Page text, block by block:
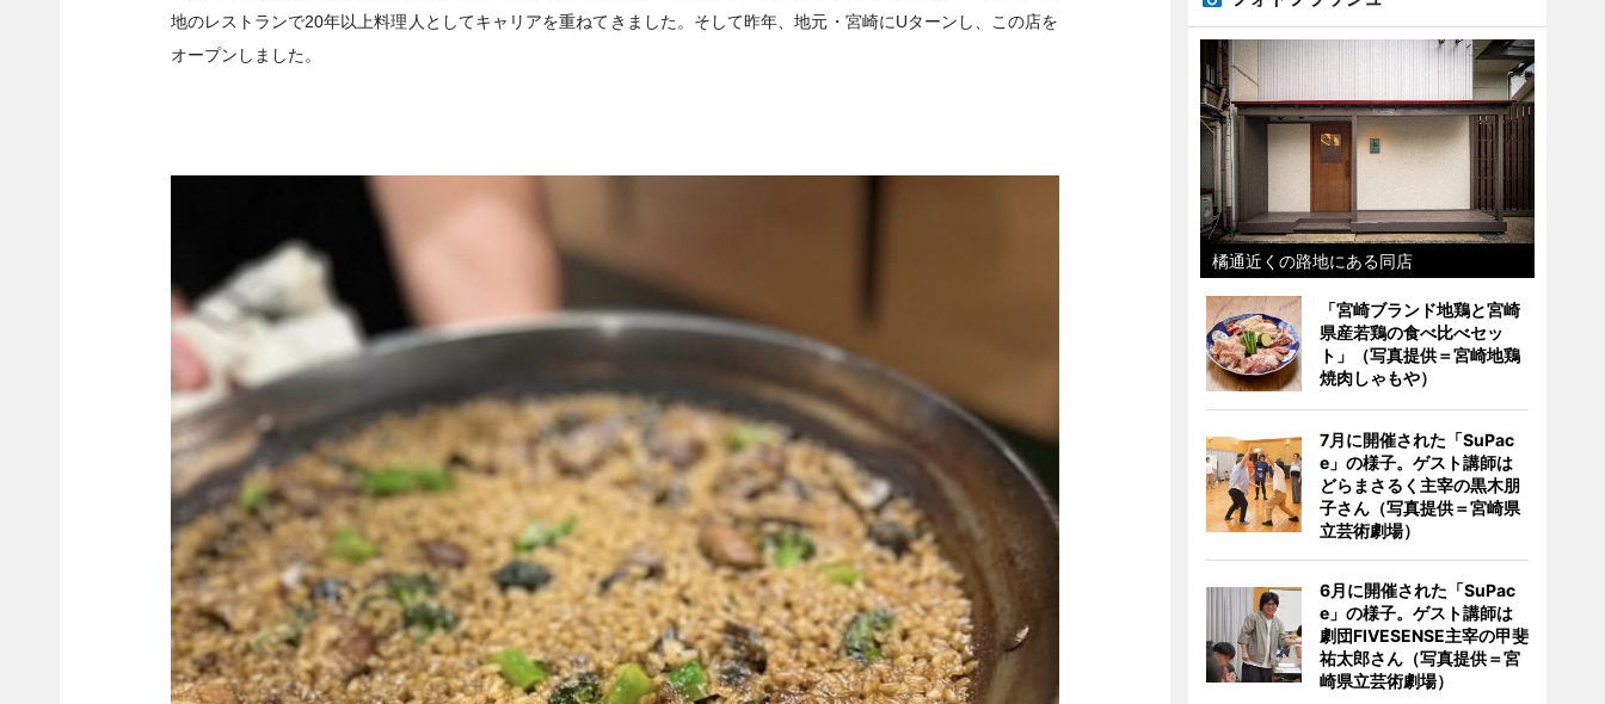
地のレストランで20年以上料理人としてキャリアを重ねてきました。そして昨年、地元・宮崎にUターンし、この店を
オープンしました。
橘通近くの路地にある同店
「宮崎ブランド地鶏と宮崎
県産若鶏の食べ比べセッ
ト」（写真提供＝宮崎地鶏
焼肉しゃもや）
7月に開催された「SuPac
e」の様子。ゲスト講師は
どらまさるく主宰の黒木朋
子さん（写真提供＝宮崎県
立芸術劇場）
6月に開催された「SuPac
e」の様子。ゲスト講師は
劇団FIVESENSE主宰の甲斐
祐太郎さん（写真提供＝宮
崎県立芸術劇場）